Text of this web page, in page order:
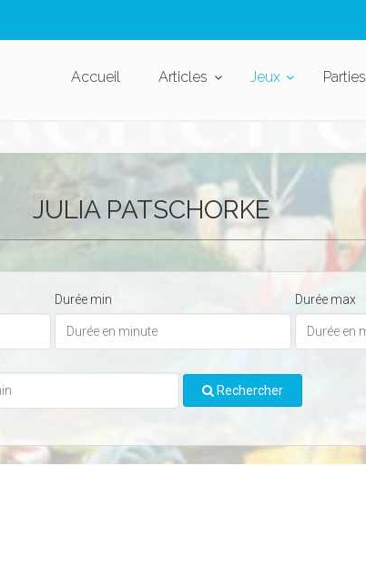
Accueil Articles Jeux Parties
JULIA PATSCHORKE
Durée min Durée max
Rechercher